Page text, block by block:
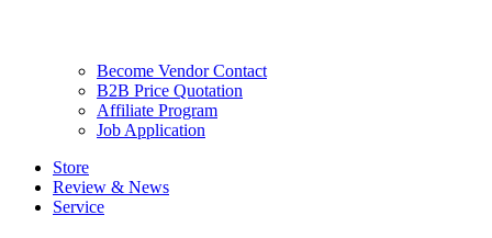
Become Vendor Contact
B2B Price Quotation
Affiliate Program
Job Application
Store
Review & News
Service